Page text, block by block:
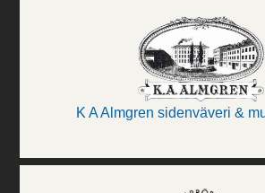
K A Almgren sidenväveri &